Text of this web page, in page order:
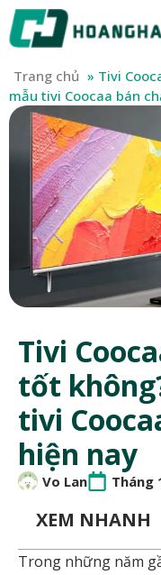
Trang chủ » Tivi
mẫu tivi Coocaa bán
Tivi
tốt
tivi
hiện nay
Vo Lan Tháng
XEM NHANH
Trong những năm